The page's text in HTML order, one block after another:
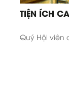
TIỆN ÍCH
Quý Hội